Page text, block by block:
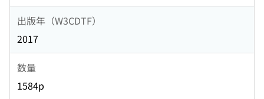
出版年（W3CDTF）
2017
数量
1584p